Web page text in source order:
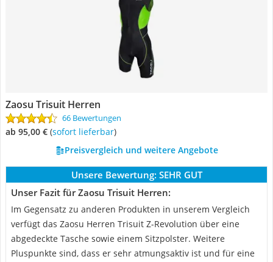
Zaosu Trisuit Herren
66 Bewertungen
ab 95,00 € ( Sofort lieferbar)
Preisvergleich und weitere Angebote
Unsere Bewertung: SEHR GUT
Unser Fazit für Zaosu Trisuit Herren:
Im Gegensatz zu anderen Produkten in unserem Vergleich
verfügt das Zaosu Herren Trisuit Z-Revolution über eine
abgedeckte Tasche sowie einem Sitzpolster. Weitere
Pluspunkte sind, dass er sehr atmungsaktiv ist und für eine